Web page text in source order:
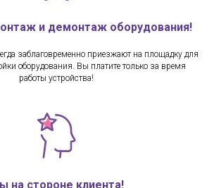
и демонтаж оборудования!
заблаговременно приезжают на площадку для
оборудования. Вы платите только за время
работы устройства!
на стороне клиента!